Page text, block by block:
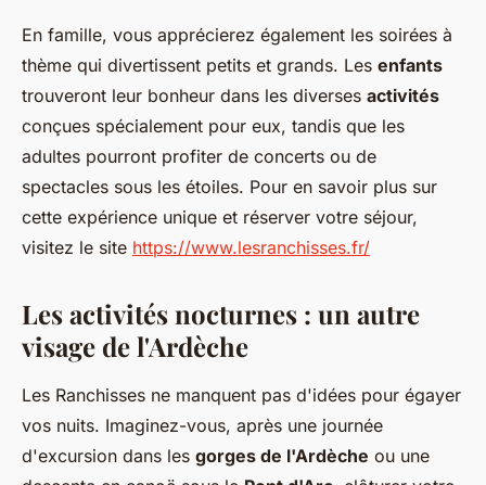
En famille, vous apprécierez également les soirées à
thème qui divertissent petits et grands. Les enfants
trouveront leur bonheur dans les diverses activités
conçues spécialement pour eux, tandis que les
adultes pourront profiter de concerts ou de
spectacles sous les étoiles. Pour en savoir plus sur
cette expérience unique et réserver votre séjour,
visitez le site https://www.lesranchisses.fr/
Les activités nocturnes : un autre
visage de l'Ardèche
Les Ranchisses ne manquent pas d'idées pour égayer
vos nuits. Imaginez-vous, après une journée
d'excursion dans les gorges de l'Ardèche ou une